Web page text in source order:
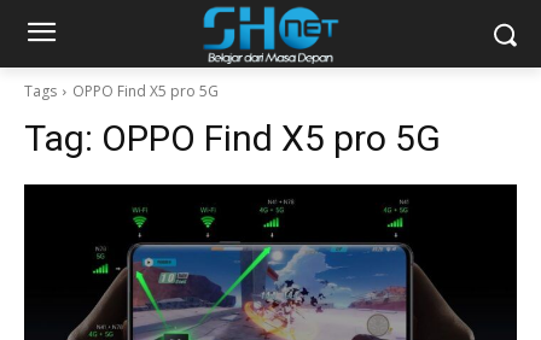
Tags OPPO Find X5 pro 5G
Tag: OPPO Find X5 pro 5G